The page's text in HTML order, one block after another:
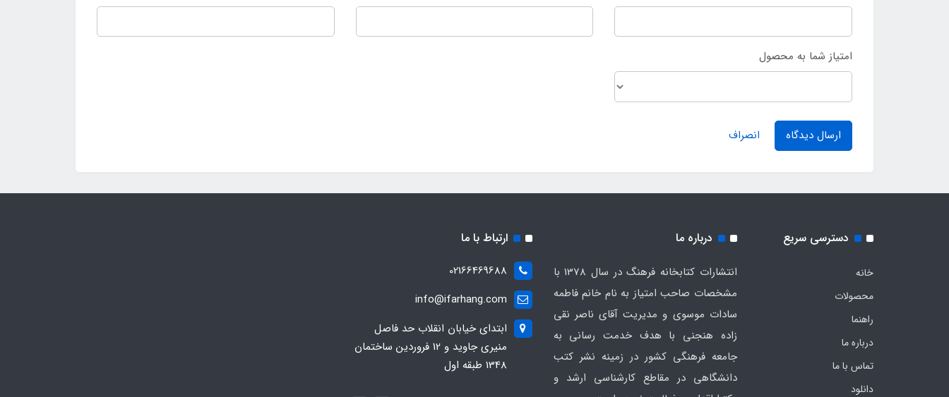
امتیاز شما به محصول
ارسال دیدگاه انصراف
دسترسی سریع
خانه
محصولات
راهنما
درباره ما
تماس با ما
دانلود
درباره ما
انتشارات کتابخانه فرهنگ در سال 1378 با
مشخصات صاحب امتیاز به نام خانم فاطمه
سادات موسوی و مدیریت آقای ناصر نقی
زاده هنجنی با هدف خدمت رسانی به
جامعه فرهنگی کشور در زمینه نشر کتب
دانشگاهی در مقاطع کارشناسی ارشد و
ارتباط با ما
02166469688
info@ifarhang.com
ابتداي خيابان انقلاب حد فاصل
منيري جاويد و 12 فروردين ساختمان
1348 طبقه اول